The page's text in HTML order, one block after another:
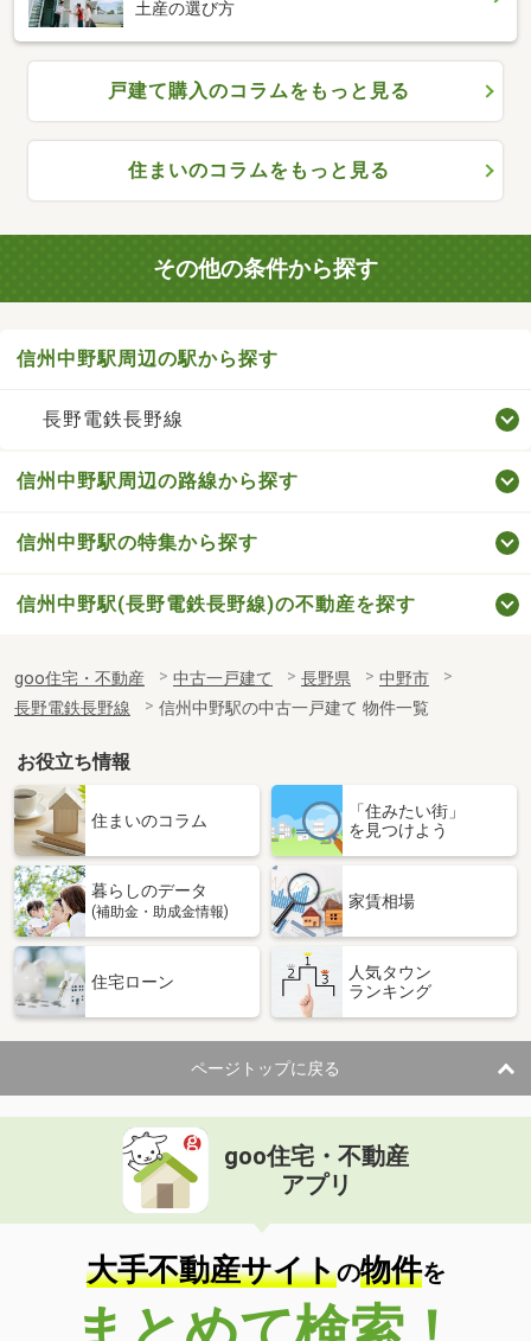
土産の選び方
戸建て購入のコラムをもっと見る
住まいのコラムをもっと見る
その他の条件から探す
信州中野駅周辺の駅から探す
長野電鉄長野線
信州中野駅周辺の路線から探す
信州中野駅の特集から探す
信州中野駅(長野電鉄長野線)の不動産を探す
goo住宅・不動産 中古一戸建て 長野県
中野市
長野電鉄長野線
信州中野駅の中古一戸建て 物件一覧
お役立ち情報
住まいのコラム
「住みたい街」
を見つけよう
暮らしのデータ
(補助金・助成金情報)
家賃相場
住宅ローン
人気タウン
ランキング
ページトップに戻る
goo住宅・不動産
アプリ
大手不動産サイトの物件を